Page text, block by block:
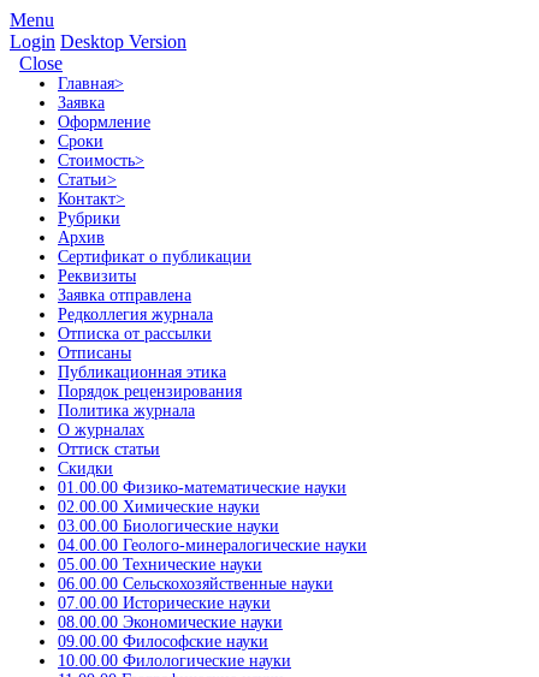
Menu
Login Desktop Version
Close
Главная>
Заявка
Оформление
Сроки
Стоимость>
Статьи>
Контакт>
Рубрики
Архив
Сертификат о публикации
Реквизиты
Заявка отправлена
Редколлегия журнала
Отписка от рассылки
Отписаны
Публикационная этика
Порядок рецензирования
Политика журнала
О журналах
Оттиск статьи
Скидки
01.00.00 Физико-математические науки
02.00.00 Химические науки
03.00.00 Биологические науки
04.00.00 Геолого-минералогические науки
05.00.00 Технические науки
06.00.00 Сельскохозяйственные науки
07.00.00 Исторические науки
08.00.00 Экономические науки
09.00.00 Философские науки
10.00.00 Филологические науки